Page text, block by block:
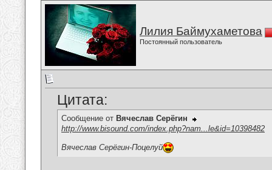
Лилия Баймухаметова
Постоянный пользователь
Цитата:
Сообщение от Вячеслав Серёгин
http://www.bisound.com/index.php?nam...le&id=10398482
Вячеслав Серёгин-Поцелуй